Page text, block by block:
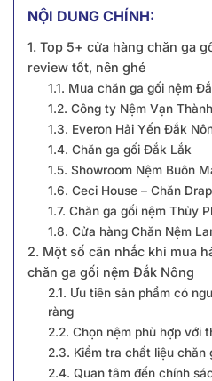
NỘI DUNG CHÍNH:
1. Top 5+ cửa hàng chăn ga
review tốt, nên ghé
1.1. Mua chăn ga gối nệm
1.2. Công ty Nệm Vạn
1.3. Everon Hải Yến Đắk
1.4. Chăn ga gối Đắk Lắk
1.5. Showroom Nệm Buôn
1.6. Ceci House – Chăn
1.7. Chăn ga gối nệm Thủy
1.8. Cửa hàng Chăn Nệm
2. Một số cân nhắc khi mua
chăn ga gối nệm Đắk Nông
2.1. Ưu tiên sản phẩm có
ràng
2.2. Chọn nệm phù hợp với
2.3. Kiểm tra chất liệu chăn
2.4. Quan tâm đến chính